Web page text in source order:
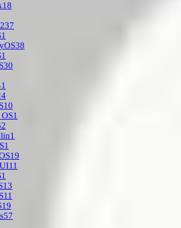
18
237
1
38
1
30
10
1
1
1
19
11
1
13
11
19
57